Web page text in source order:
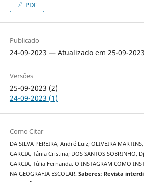
PDF
Publicado
24-09-2023 — Atualizado em 25-09-2023
Versões
25-09-2023 (2)
24-09-2023 (1)
Como Citar
DA SILVA PEREIRA, André Luiz; OLIVEIRA
GARCIA, Tânia Cristina; DOS SANTOS SOBRINHO,
GARCIA, Túlia Fernanda. O INSTAGRAM COMO
NA GEOGRAFIA ESCOLAR. Saberes: Revista